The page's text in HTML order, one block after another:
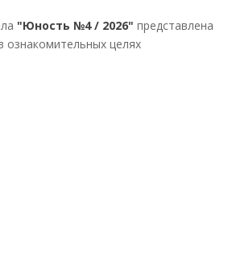
"Юность №4 / 2026" представлена
ознакомительных целях